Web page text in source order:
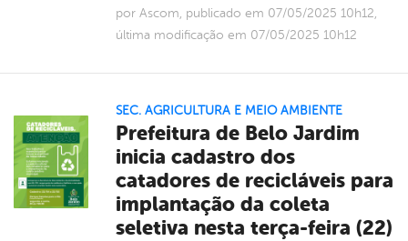
por Ascom, publicado em 07/05/2025 10h12,
última modificação em 07/05/2025 10h12
SEC. AGRICULTURA E MEIO AMBIENTE
Prefeitura de Belo Jardim
inicia cadastro dos
catadores de recicláveis para
implantação da coleta
seletiva nesta terça-feira (22)